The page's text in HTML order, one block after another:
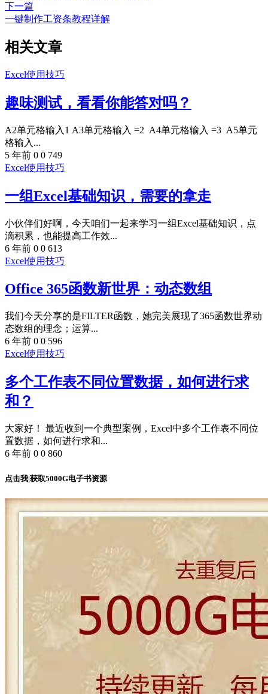
下一篇
一键制作工资条教程详解
相关文章
Excel使用技巧
趣味测试，看看你能答对吗？
A2单元格输入1 A3单元格输入 =2 A4单元格输入 =3 A5单元
格输入...
5 年前 0 0 749
Excel使用技巧
一组Excel基础知识，需要的拿走
小伙伴们好啊，今天咱们一起来学习一组Excel基础知识，点
滴积累，也能提高工作效...
6 年前 0 0 613
Excel使用技巧
Office 365函数新世界：动态数组
我们今天分享的是FILTER函数，她完美展现了365函数世界动
态数组的理念；运算...
6 年前 0 0 596
Excel使用技巧
多个工作表不同位置数据，如何进行求
和？
大家好！ 最近收到一个典型案例，Excel中多个工作表不同位
置数据，如何进行求和...
6 年前 0 0 860
点击我|获取5000G电子书资源